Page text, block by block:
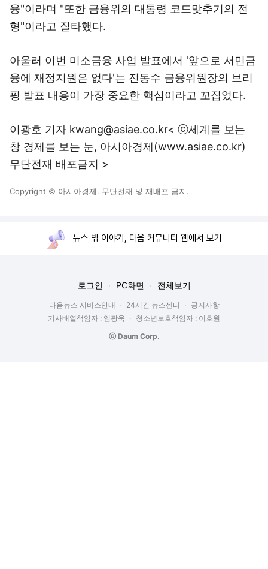
융"이라며 "또한 금융위의 대통령 코드맞추기의 전
형"이라고 질타했다.
아울러 이번 미소금융 사업 발표에서 '앞으로 서민금
융에 재정지원은 없다'는 진동수 금융위원장의 브리
핑 발표 내용이 가장 중요한 핵심이라고 꼬집었다.
이광호 기자 kwang@asiae.co.kr< ⓒ세계를 보는
창 경제를 보는 눈, 아시아경제(www.asiae.co.kr)
무단전재 배포금지 >
Copyright © 아시아경제. 무단전재 및 재배포 금지.
뉴스 밖 이야기, 다음 커뮤니티 웹에서 보기
로그인 PC화면 전체보기
다음뉴스 서비스안내 24시간 뉴스센터
공지사항
기사배열책임자 : 임광욱
청소년보호책임자 : 이호원
ⓒ Daum Corp.